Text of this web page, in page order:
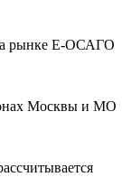
рынке Е-ОСАГО
Москвы и МО